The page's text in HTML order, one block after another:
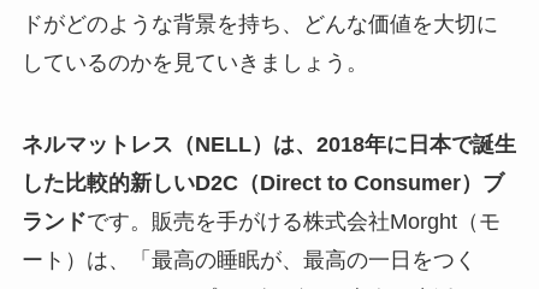
ドがどのような背景を持ち、どんな価値を大切に
しているのかを見ていきましょう。
ネルマットレス（NELL）は、2018年に日本で誕生
した比較的新しいD2C（Direct to Consumer）ブ
ランドです。販売を手がける株式会社Morght（モ
ート）は、「最高の睡眠が、最高の一日をつく